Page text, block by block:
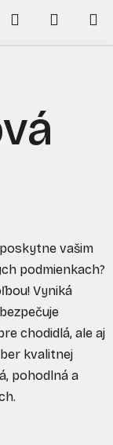
Hľadať
KOŠÍK
vašim
podmienkach?
Vyniká
chodidlá, ale aj
kvalitnej
pohodlná a